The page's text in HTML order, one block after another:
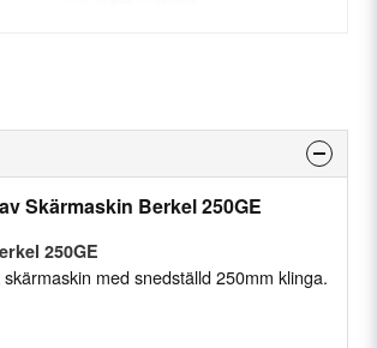
Skärmaskin Berkel 250GE
250GE
med snedställd 250mm klinga.